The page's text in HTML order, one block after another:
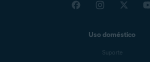
Uso doméstico
Suporte